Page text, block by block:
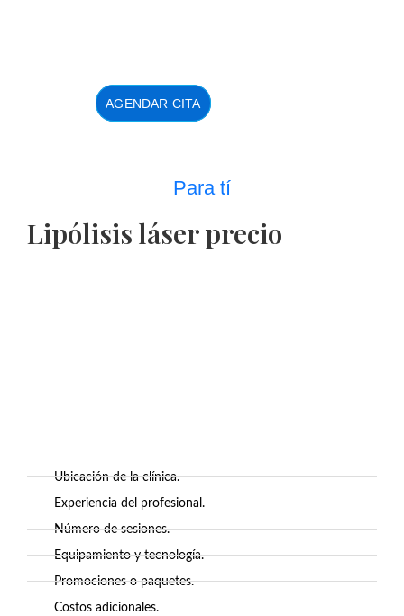
AGENDAR CITA
Para tí
Lipólisis láser precio
Ubicación de la clínica.
Experiencia del profesional.
Número de sesiones.
Equipamiento y tecnología.
Promociones o paquetes.
Costos adicionales.